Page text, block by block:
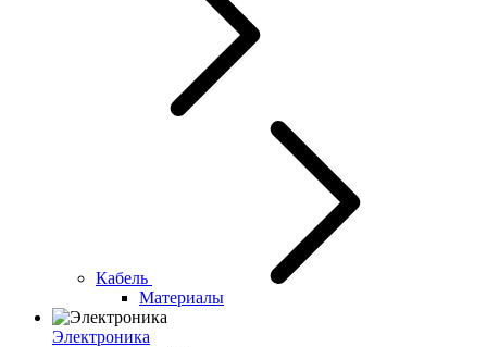
Кабель
Материалы
Электроника